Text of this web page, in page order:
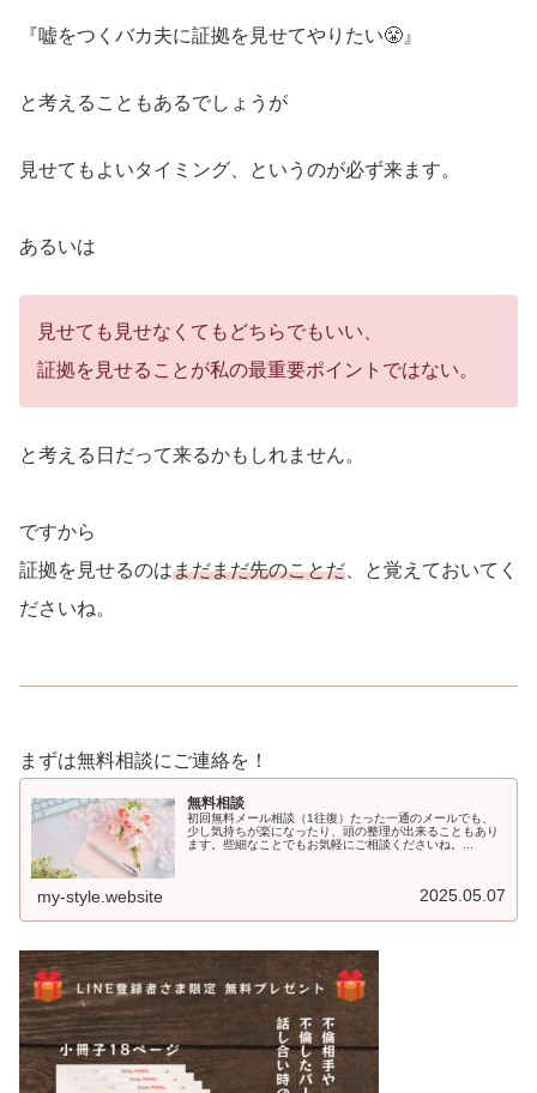
『嘘をつくバカ夫に証拠を見せてやりたい😤』
と考えることもあるでしょうが
見せてもよいタイミング、というのが必ず来ます。
あるいは
見せても見せなくてもどちらでもいい、
証拠を見せることが私の最重要ポイントではない。
と考える日だって来るかもしれません。
ですから
証拠を見せるのはまだまだ先のことだ 、と覚えておいてく
ださいね。
まずは無料相談にご連絡を！
無料相談
初回無料メール相談（1往復）たった一通のメールでも、
少し気持ちが楽になったり、頭の整理が出来ることもあり
ます。些細なことでもお気軽にご相談くださいね。...
my-style.website 2025.05.07